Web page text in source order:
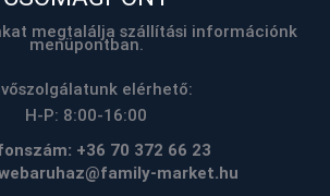
megtalálja szállítási információnk
menüpontban.
elérhető:
H-P: 8:00-16:00
+36 70 372 66 23
market.hu